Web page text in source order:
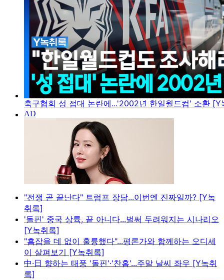
축구협회 성 접대 논란에...'2002년 한일월드컵' 소환 [Y
"전쟁 곧 끝난다" 트럼프 장담...이번엔 진짜일까? [Y녹
취록]
'돌핀' 중국 상륙, 끝 아니다...벌써 두려워지는 시나리오
[Y녹취록]
"흠잡을 데 없이 훌륭했다"...평론가와 함께하는 오디세
이 살펴보기 [Y녹취록]
中·日 향하는 태풍 '돌핀'·'찬홈'...주말 날씨 좌우 [Y녹취
록]